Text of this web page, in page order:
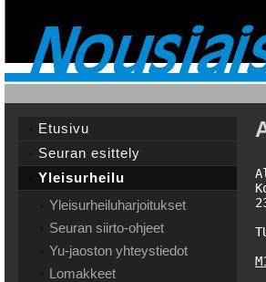
Etusivu
Seuran esittely
Yleisurheilu
Yleisurheiluharjoitukset
Seuran siirto-ohjeet
Yu-jaoston yhteystiedot
Lomakkeet